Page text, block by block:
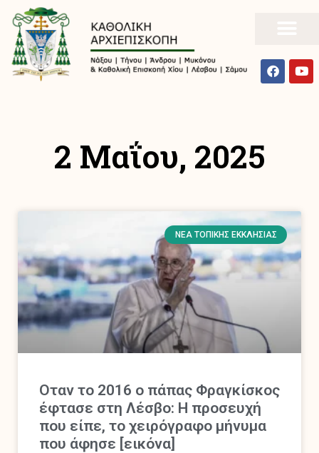
2 Μαΐου, 2025
ΝΈΑ ΤΟΠΙΚΉΣ ΕΚΚΛΗΣΊΑΣ
Οταν το 2016 ο πάπας Φραγκίσκος
έφτασε στη Λέσβο: Η προσευχή
που είπε, το χειρόγραφο μήνυμα
που άφησε [εικόνα]